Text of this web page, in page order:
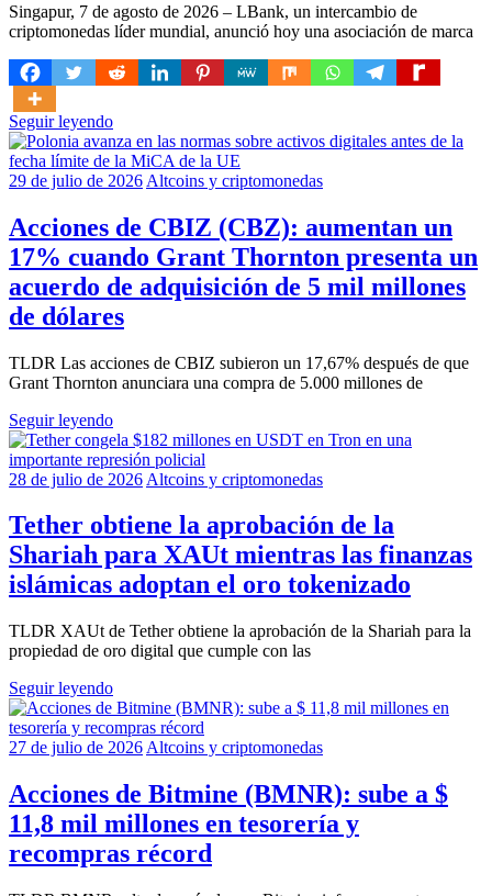
Singapur, 7 de agosto de 2026 – LBank, un intercambio de
criptomonedas líder mundial, anunció hoy una asociación de marca
Seguir leyendo
29 de julio de 2026 Altcoins y criptomonedas
Acciones de CBIZ (CBZ): aumentan un
17% cuando Grant Thornton presenta un
acuerdo de adquisición de 5 mil millones
de dólares
TLDR Las acciones de CBIZ subieron un 17,67% después de que
Grant Thornton anunciara una compra de 5.000 millones de
Seguir leyendo
28 de julio de 2026 Altcoins y criptomonedas
Tether obtiene la aprobación de la
Shariah para XAUt mientras las finanzas
islámicas adoptan el oro tokenizado
TLDR XAUt de Tether obtiene la aprobación de la Shariah para la
propiedad de oro digital que cumple con las
Seguir leyendo
27 de julio de 2026 Altcoins y criptomonedas
Acciones de Bitmine (BMNR): sube a $
11,8 mil millones en tesorería y
recompras récord